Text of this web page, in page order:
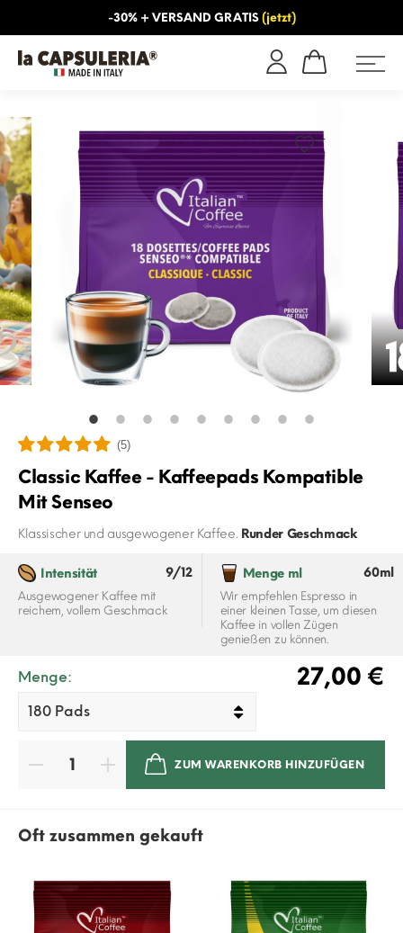
-30% + VERSAND GRATIS (jetzt)
(5)
Classic Kaffee - Kaffeepads Kompatible
Mit Senseo
Klassischer und ausgewogener Kaffee. Runder Geschmack
Intensität 9/12
Ausgewogener Kaffee mit
reichem, vollem Geschmack
Menge ml 60ml
Wir empfehlen Espresso in
einer kleinen Tasse, um diesen
Kaffee in vollen Zügen
genießen zu können.
27,00 €
Menge:
ZUM WARENKORB HINZUFÜGEN
Oft zusammen gekauft